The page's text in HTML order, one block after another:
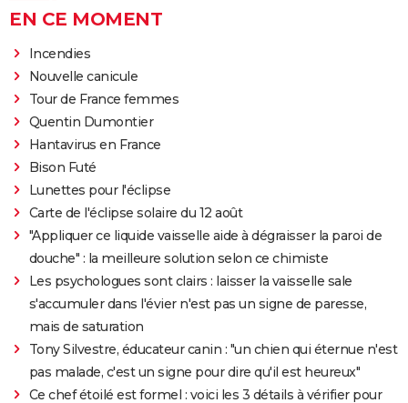
EN CE MOMENT
Incendies
Nouvelle canicule
Tour de France femmes
Quentin Dumontier
Hantavirus en France
Bison Futé
Lunettes pour l'éclipse
Carte de l'éclipse solaire du 12 août
"Appliquer ce liquide vaisselle aide à dégraisser la paroi de
douche" : la meilleure solution selon ce chimiste
Les psychologues sont clairs : laisser la vaisselle sale
s'accumuler dans l'évier n'est pas un signe de paresse,
mais de saturation
Tony Silvestre, éducateur canin : "un chien qui éternue n'est
pas malade, c'est un signe pour dire qu'il est heureux"
Ce chef étoilé est formel : voici les 3 détails à vérifier pour